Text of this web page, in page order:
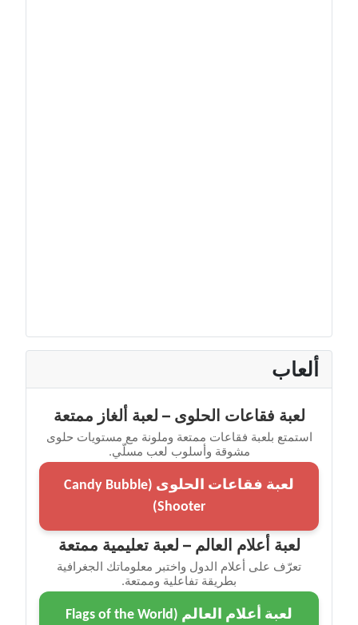
ألعاب
لعبة فقاعات الحلوى – لعبة ألغاز ممتعة
استمتع بلعبة فقاعات ممتعة وملونة مع مستويات حلوى
مشوقة وأسلوب لعب مسلّي.
لعبة فقاعات الحلوى (Candy Bubble
Shooter)
لعبة أعلام العالم – لعبة تعليمية ممتعة
تعرّف على أعلام الدول واختبر معلوماتك الجغرافية
بطريقة تفاعلية وممتعة.
لعبة أعلام العالم (Flags of the World